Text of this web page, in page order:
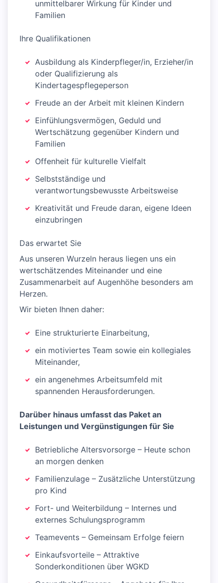
unmittelbarer Wirkung für Kinder und
Familien
Ihre Qualifikationen
Ausbildung als Kinderpfleger/in, Erzieher/in
oder Qualifizierung als
Kindertagespflegeperson
Freude an der Arbeit mit kleinen Kindern
Einfühlungsvermögen, Geduld und
Wertschätzung gegenüber Kindern und
Familien
Offenheit für kulturelle Vielfalt
Selbstständige und
verantwortungsbewusste Arbeitsweise
Kreativität und Freude daran, eigene Ideen
einzubringen
Das erwartet Sie
Aus unseren Wurzeln heraus liegen uns ein
wertschätzendes Miteinander und eine
Zusammenarbeit auf Augenhöhe besonders am
Herzen.
Wir bieten Ihnen daher:
Eine strukturierte Einarbeitung,
ein motiviertes Team sowie ein kollegiales
Miteinander,
ein angenehmes Arbeitsumfeld mit
spannenden Herausforderungen.
Darüber hinaus umfasst das Paket an
Leistungen und Vergünstigungen für Sie
Betriebliche Altersvorsorge – Heute schon
an morgen denken
Familienzulage – Zusätzliche Unterstützung
pro Kind
Fort- und Weiterbildung – Internes und
externes Schulungsprogramm
Teamevents – Gemeinsam Erfolge feiern
Einkaufsvorteile – Attraktive
Sonderkonditionen über WGKD